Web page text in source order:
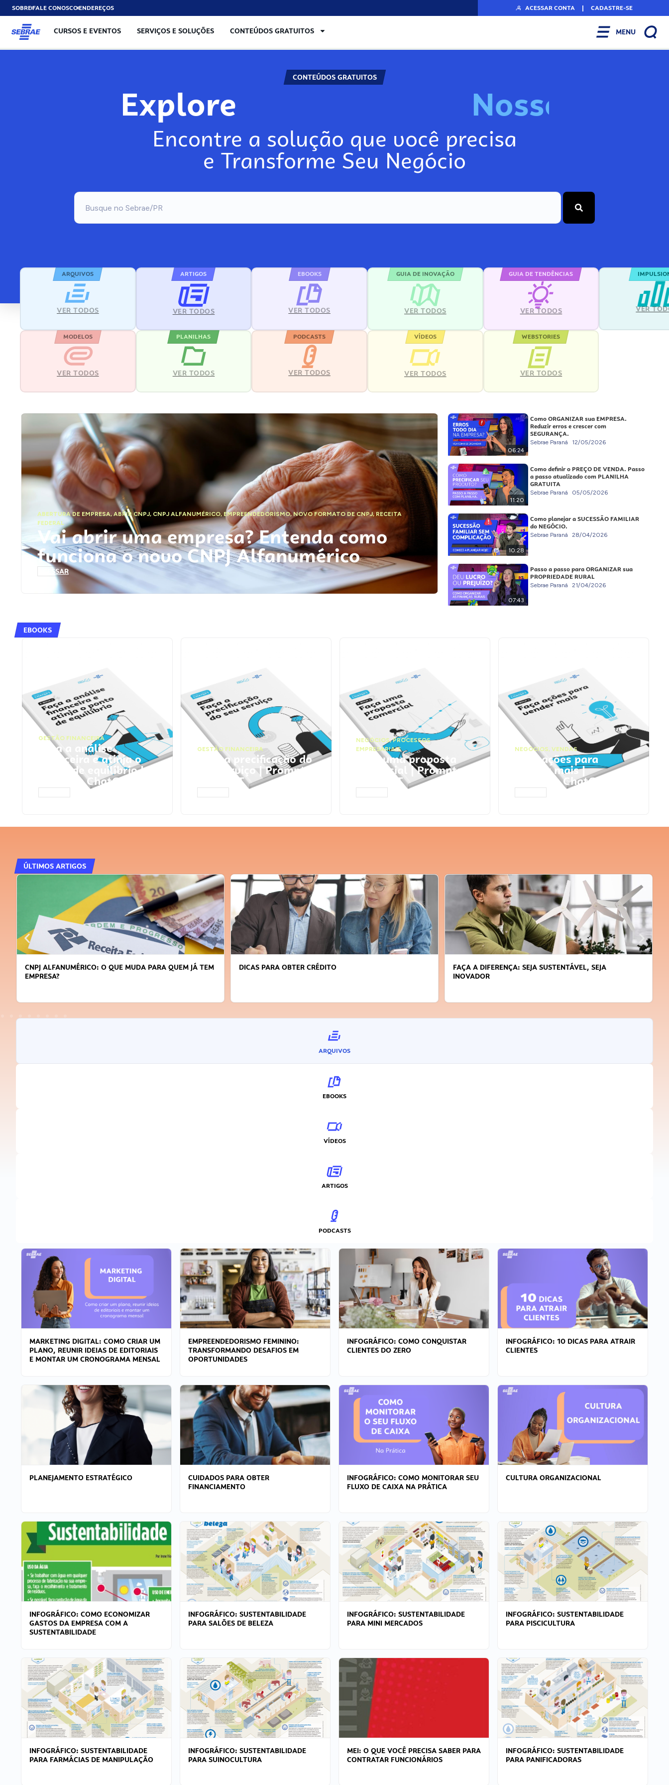
SOBREFALE CONOSCOENDEREÇOS ACESSAR CONTA | CADASTRE-SE
CURSOS E EVENTOS SERVIÇOS E SOLUÇÕES CONTEÚDOS GRATUITOS MENU
CONTEÚDOS GRATUITOS
Explore Nosso
Encontre a solução que você precisa
e Transforme Seu Negócio
ARQUIVOS
VER TODOS
ARTIGOS
VER TODOS
EBOOKS
VER TODOS
GUIA DE INOVAÇÃO
VER TODOS
GUIA DE TENDÊNCIAS
VER TODOS VER
MODELOS
VER TODOS
PLANILHAS
VER TODOS
PODCASTS
VER TODOS
VÍDEOS
VER TODOS
WEBSTORIES
VER TODOS
ABERTURA DE EMPRESA,ABRIR CNPJ, CNPJ ALFANUMÉRICO, EMPREENDEDORISMO,NOVO FORMATO DE CNPJ,RECEITA
FEDERAL
Vai abrir uma empresa? Entenda como
funciona o novo CNPJ Alfanumérico
ACESSAR
06:24
Como ORGANIZAR sua EMPRESA.
Reduzir erros e crescer com
SEGURANÇA.
Sebrae Paraná 12/05/2026
11:20
Como definir o PREÇO DE VENDA. Passo
a passo atualizado com PLANILHA
GRATUITA
Sebrae Paraná 05/05/2026
10:28
Como planejar a SUCESSÃO FAMILIAR
do NEGÓCIO.
Sebrae Paraná 28/04/2026
07:43
Passo a passo para ORGANIZAR sua
PROPRIEDADE RURAL
Sebrae Paraná 21/04/2026
EBOOKS
GESTÃO FINANCEIRA
Faça a análise
financeira e atinja o
ponto de equilíbrio |
Prompts ChatGPT
GESTÃO FINANCEIRA
Faça a precificação do
seu serviço | Prompts
ChatGPT
NEGÓCIOS,PROCESSOS
EMPRESARIAIS
Faça uma proposta
comercial | Prompts
ChatGPT
NEGÓCIOS, VENDAS
Faça ações para
vender mais |
Prompts ChatGPT
ÚLTIMOS ARTIGOS
CNPJ ALFANUMÉRICO: O QUE MUDA PARA QUEM JÁ TEM
EMPRESA?
DICAS PARA OBTER CRÉDITO
FAÇA A DIFERENÇA: SEJA SUSTENTÁVEL, SEJA
INOVADOR
ARQUIVOS
EBOOKS
VÍDEOS
ARTIGOS
PODCASTS
MARKETING DIGITAL: COMO CRIAR UM
PLANO, REUNIR IDEIAS DE EDITORIAIS
E MONTAR UM CRONOGRAMA MENSAL
EMPREENDEDORISMO FEMININO:
TRANSFORMANDO DESAFIOS EM
OPORTUNIDADES
INFOGRÁFICO: COMO CONQUISTAR
CLIENTES DO ZERO
INFOGRÁFICO: 10 DICAS PARA ATRAIR
CLIENTES
PLANEJAMENTO ESTRATÉGICO
CUIDADOS PARA OBTER
FINANCIAMENTO
INFOGRÁFICO: COMO MONITORAR SEU
FLUXO DE CAIXA NA PRÁTICA
CULTURA ORGANIZACIONAL
INFOGRÁFICO: COMO ECONOMIZAR
GASTOS DA EMPRESA COM A
SUSTENTABILIDADE
INFOGRÁFICO: SUSTENTABILIDADE
PARA SALÕES DE BELEZA
INFOGRÁFICO: SUSTENTABILIDADE
PARA MINI MERCADOS
INFOGRÁFICO: SUSTENTABILIDADE
PARA PISCICULTURA
INFOGRÁFICO: SUSTENTABILIDADE
PARA FARMÁCIAS DE MANIPULAÇÃO
INFOGRÁFICO: SUSTENTABILIDADE
PARA SUINOCULTURA
MEI: O QUE VOCÊ PRECISA SABER PARA
CONTRATAR FUNCIONÁRIOS
INFOGRÁFICO: SUSTENTABILIDADE
PARA PANIFICADORAS